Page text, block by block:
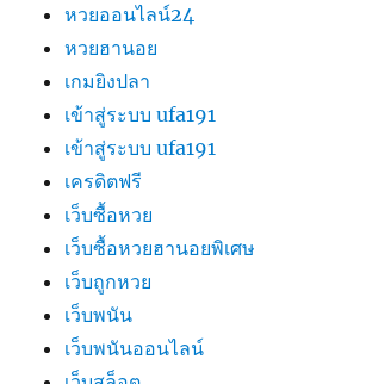
หวยออนไลน์24
หวยฮานอย
เกมยิงปลา
เข้าสู่ระบบ ufa191
เข้าสู่ระบบ ufa191
เครดิตฟรี
เว็บซื้อหวย
เว็บซื้อหวยฮานอยพิเศษ
เว็บถูกหวย
เว็บพนัน
เว็บพนันออนไลน์